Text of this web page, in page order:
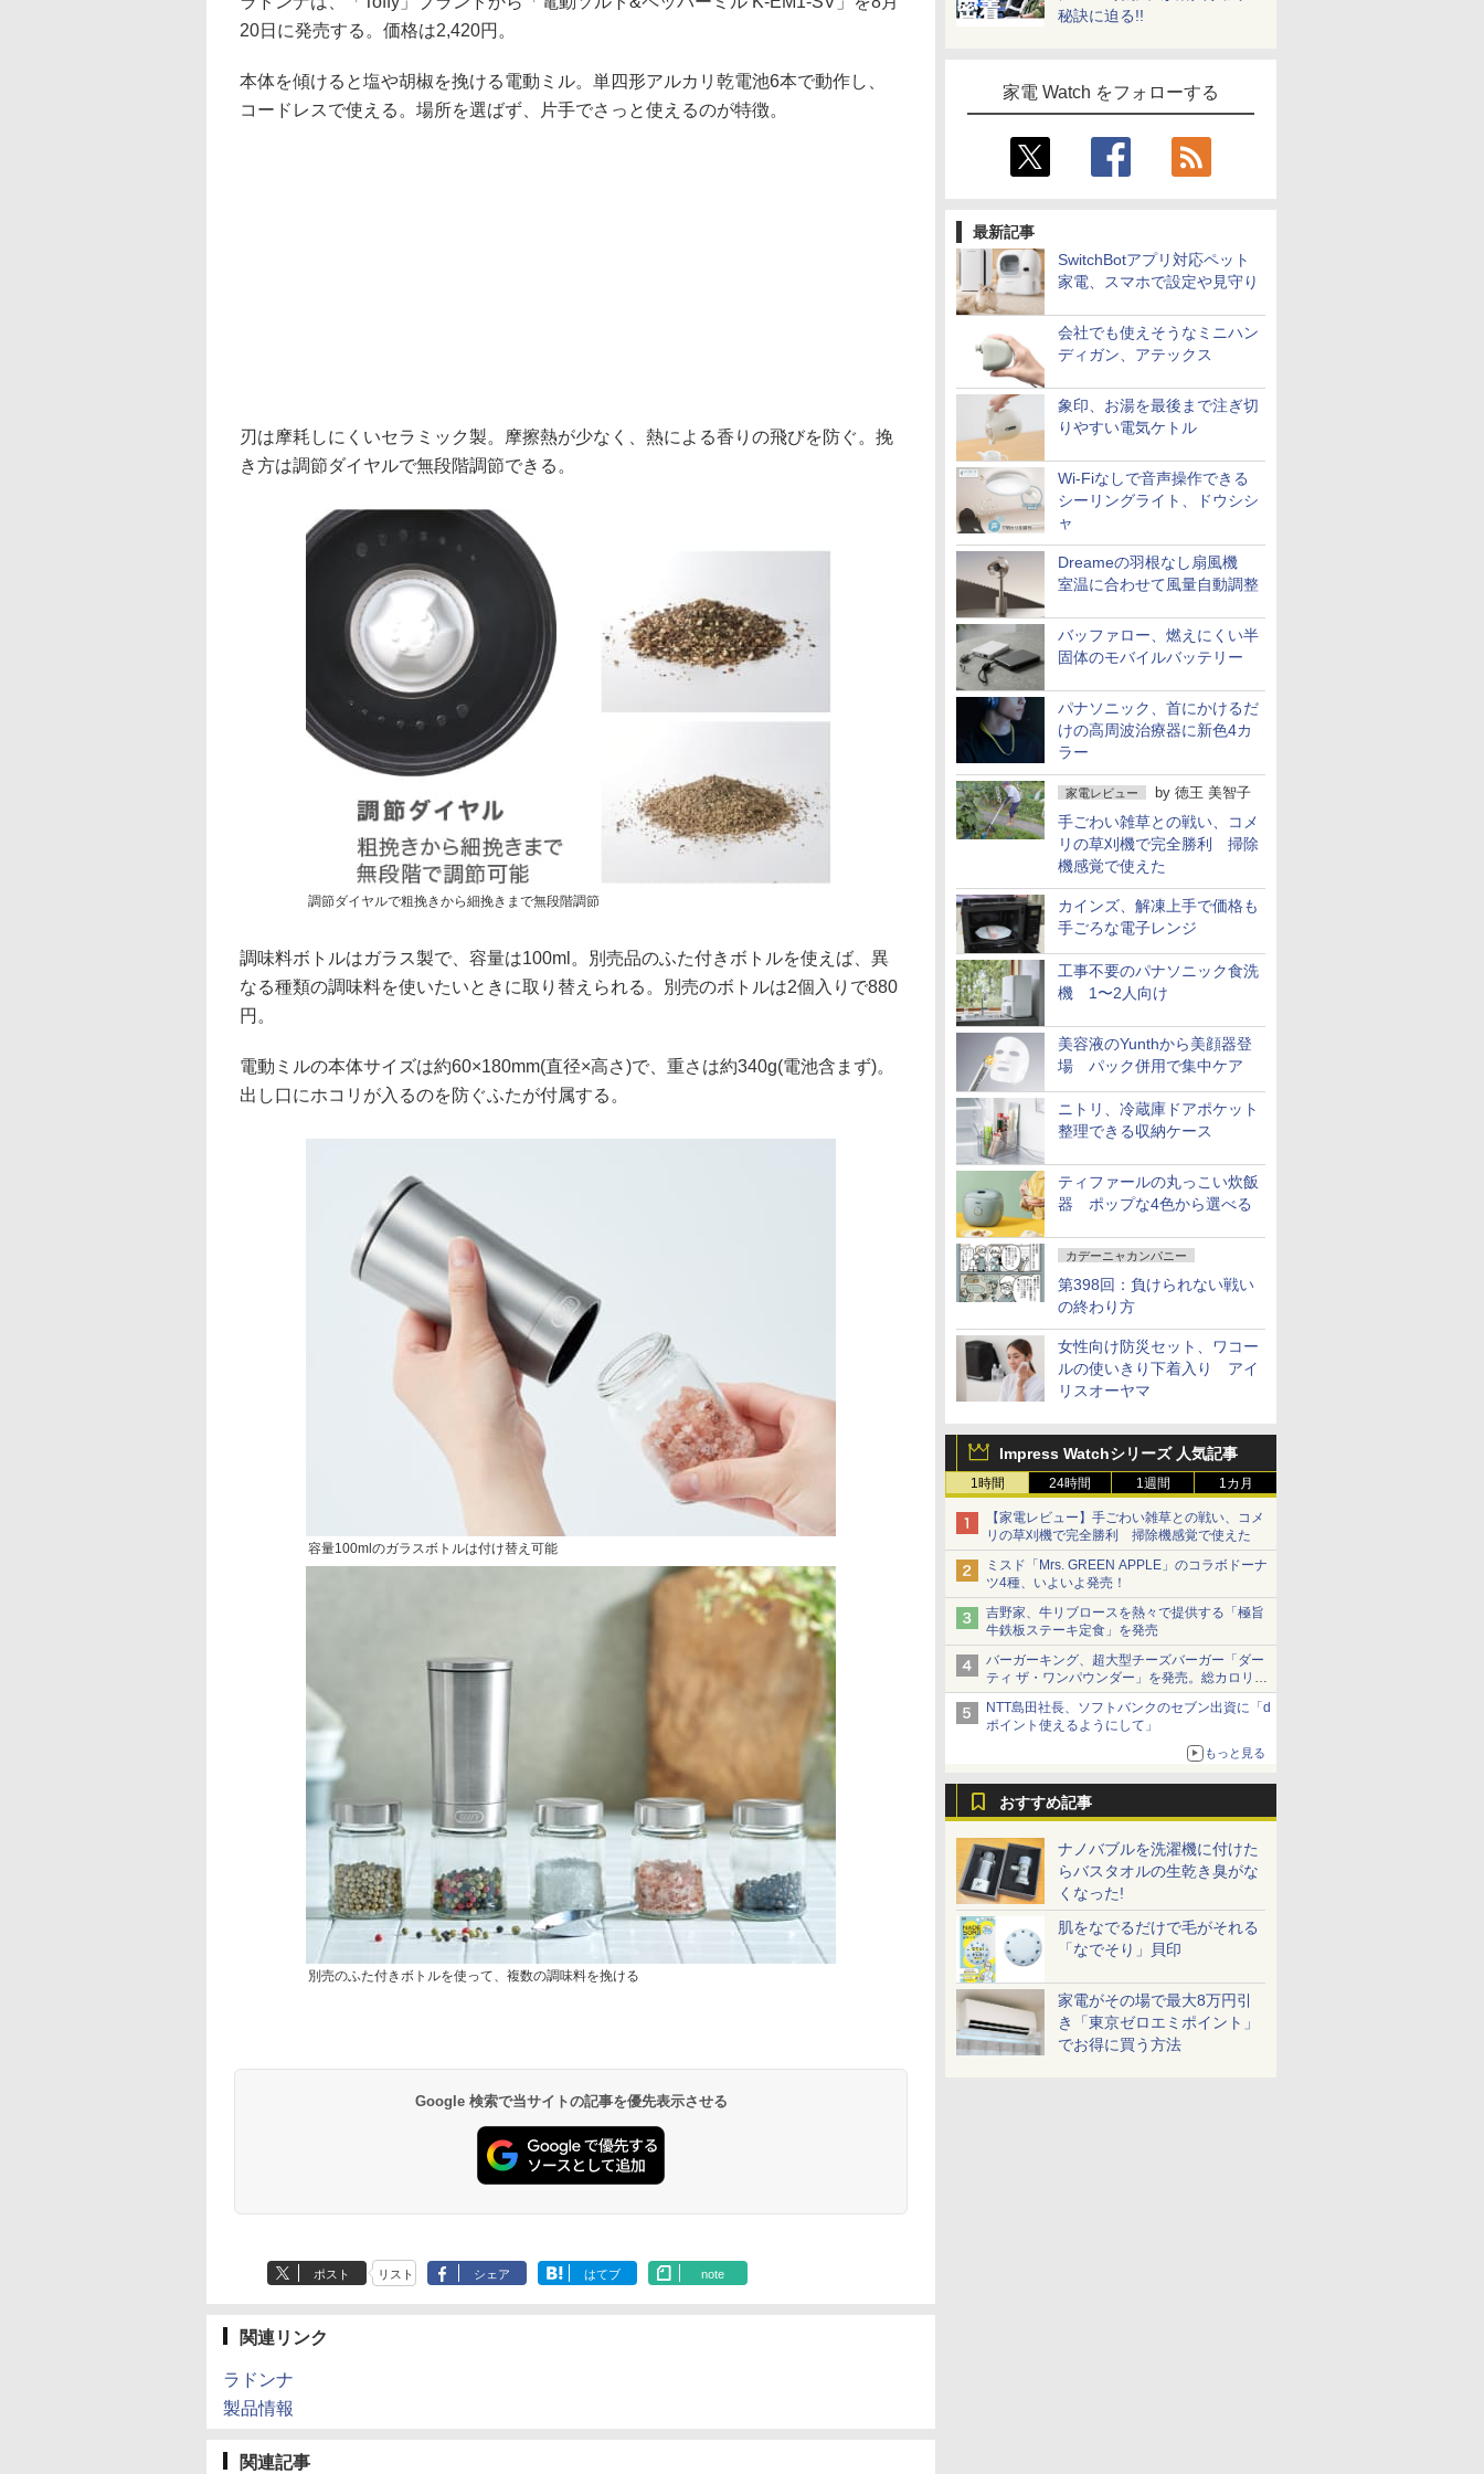
秘訣に迫る!!
家電 Watch をフォローする
最新記事
SwitchBotアプリ対応ペット
家電、スマホで設定や見守り
会社でも使えそうなミニハン
ディガン、アテックス
象印、お湯を最後まで注ぎ切
りやすい電気ケトル
Wi-Fiなしで音声操作できる
シーリングライト、ドウシシ
ャ
Dreameの羽根なし扇風機
室温に合わせて風量自動調整
バッファロー、燃えにくい半
固体のモバイルバッテリー
パナソニック、首にかけるだ
けの高周波治療器に新色4カ
ラー
家電レビュー by 徳王 美智子
手ごわい雑草との戦い、コメ
リの草刈機で完全勝利 掃除
機感覚で使えた
カインズ、解凍上手で価格も
手ごろな電子レンジ
工事不要のパナソニック食洗
機 1〜2人向け
美容液のYunthから美顔器登
場 パック併用で集中ケア
ニトリ、冷蔵庫ドアポケット
整理できる収納ケース
ティファールの丸っこい炊飯
器 ポップな4色から選べる
カデーニャカンパニー
第398回：負けられない戦い
の終わり方
女性向け防災セット、ワコー
ルの使いきり下着入り アイ
リスオーヤマ
Impress Watchシリーズ 人気記事
1時間 24時間 1週間 1カ月
【家電レビュー】手ごわい雑草との戦い、コメ
リの草刈機で完全勝利 掃除機感覚で使えた
ミスド「Mrs. GREEN APPLE」のコラボドーナ
ツ4種、いよいよ発売！
吉野家、牛リブロースを熱々で提供する「極旨
牛鉄板ステーキ定食」を発売
バーガーキング、超大型チーズバーガー「ダー
ティ ザ・ワンパウンダー」を発売。総カロリー
約1656kcal、総重量約527g！
NTT島田社長、ソフトバンクのセブン出資に「d
ポイント使えるようにして」
もっと見る
おすすめ記事
ナノバブルを洗濯機に付けた
らバスタオルの生乾き臭がな
くなった!
肌をなでるだけで毛がそれる
「なでそり」貝印
家電がその場で最大8万円引
き「東京ゼロエミポイント」
でお得に買う方法
20日に発売する。価格は2,420円。
本体を傾けると塩や胡椒を挽ける電動ミル。単四形アルカリ乾電池6本で動作し、
コードレスで使える。場所を選ばず、片手でさっと使えるのが特徴。
刃は摩耗しにくいセラミック製。摩擦熱が少なく、熱による香りの飛びを防ぐ。挽
き方は調節ダイヤルで無段階調節できる。
調節ダイヤルで粗挽きから細挽きまで無段階調節
調味料ボトルはガラス製で、容量は100ml。別売品のふた付きボトルを使えば、異
なる種類の調味料を使いたいときに取り替えられる。別売のボトルは2個入りで880
円。
電動ミルの本体サイズは約60×180mm(直径×高さ)で、重さは約340g(電池含まず)。
出し口にホコリが入るのを防ぐふたが付属する。
容量100mlのガラスボトルは付け替え可能
別売のふた付きボトルを使って、複数の調味料を挽ける
Google 検索で当サイトの記事を優先表示させる
ポスト リスト シェア はてブ note
関連リンク
ラドンナ
製品情報
関連記事